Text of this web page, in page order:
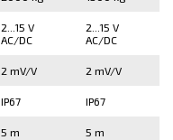
2...15 V
AC/DC
2...15 V
AC/DC
2 mV/V 2 mV/V
IP67 IP67
5 m 5 m